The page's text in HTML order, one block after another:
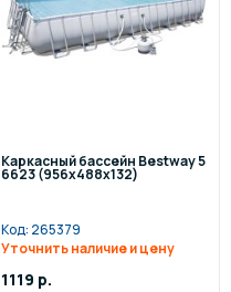
Каркасный бассейн Bestway 5
6623 (956х488х132)
Код: 265379
Уточнить наличие и цену
1119 р.